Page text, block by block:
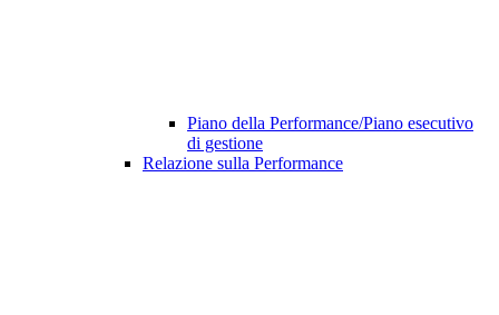
Piano della Performance/Piano esecutivo
di gestione
Relazione sulla Performance